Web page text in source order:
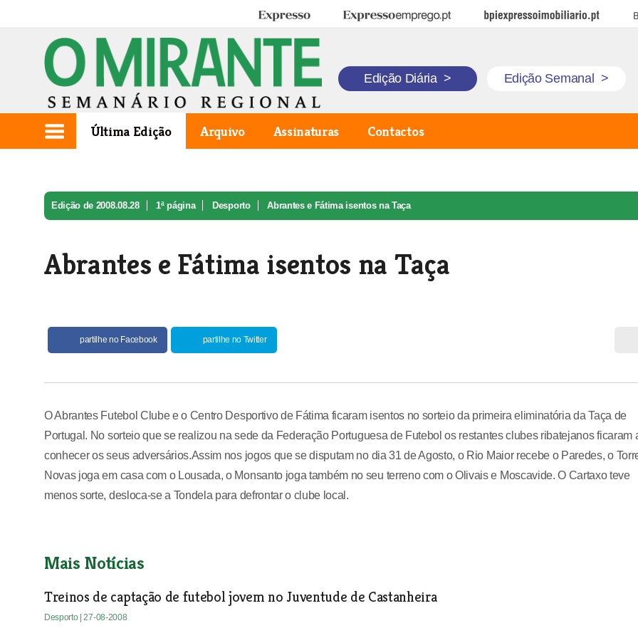
Expresso Expresso Emprego BPI Expresso Imobiliário
Edição Diária > Edição Semanal >
Última Edição Arquivo Assinaturas Contactos
Edição de 2008.08.28 1ª página Desporto Abrantes e Fátima isentos na Taça
Abrantes e Fátima isentos na Taça
partilhe no Facebook partilhe no Twitter
O Abrantes Futebol Clube e o Centro Desportivo de Fátima ficaram isentos no sorteio da primeira eliminatória da Taça de
Portugal. No sorteio que se realizou na sede da Federação Portuguesa de Futebol os restantes clubes ribatejanos ficaram
conhecer os seus adversários.Assim nos jogos que se disputam no dia 31 de Agosto, o Rio Maior recebe o Paredes, o
Novas joga em casa com o Lousada, o Monsanto joga também no seu terreno com o Olivais e Moscavide. O Cartaxo teve
menos sorte, desloca-se a Tondela para defrontar o clube local.
Mais Notícias
Treinos de captação de futebol jovem no Juventude de Castanheira
Desporto | 27-08-2008